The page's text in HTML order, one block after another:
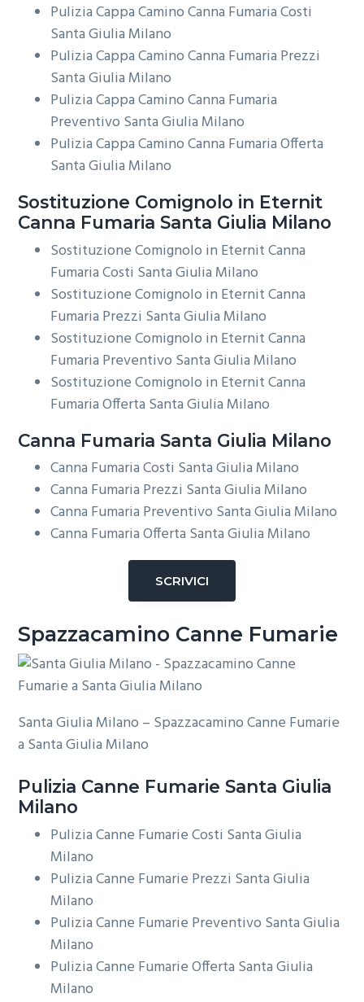
Pulizia Cappa Camino Canna Fumaria Costi
Santa Giulia Milano
Pulizia Cappa Camino Canna Fumaria Prezzi
Santa Giulia Milano
Pulizia Cappa Camino Canna Fumaria
Preventivo Santa Giulia Milano
Pulizia Cappa Camino Canna Fumaria Offerta
Santa Giulia Milano
Sostituzione Comignolo in Eternit
Canna Fumaria Santa Giulia Milano
Sostituzione Comignolo in Eternit Canna
Fumaria Costi Santa Giulia Milano
Sostituzione Comignolo in Eternit Canna
Fumaria Prezzi Santa Giulia Milano
Sostituzione Comignolo in Eternit Canna
Fumaria Preventivo Santa Giulia Milano
Sostituzione Comignolo in Eternit Canna
Fumaria Offerta Santa Giulia Milano
Canna Fumaria Santa Giulia Milano
Canna Fumaria Costi Santa Giulia Milano
Canna Fumaria Prezzi Santa Giulia Milano
Canna Fumaria Preventivo Santa Giulia Milano
Canna Fumaria Offerta Santa Giulia Milano
SCRIVICI
Spazzacamino Canne Fumarie
Santa Giulia Milano – Spazzacamino Canne Fumarie
a Santa Giulia Milano
Pulizia Canne Fumarie Santa Giulia
Milano
Pulizia Canne Fumarie Costi Santa Giulia
Milano
Pulizia Canne Fumarie Prezzi Santa Giulia
Milano
Pulizia Canne Fumarie Preventivo Santa Giulia
Milano
Pulizia Canne Fumarie Offerta Santa Giulia
Milano